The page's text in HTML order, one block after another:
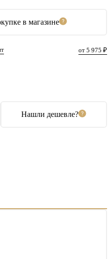
в магазине
от 5 975 ₽
Нашли дешевле?